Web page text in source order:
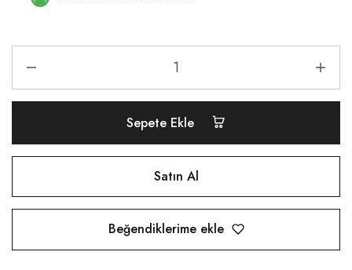
Sepete Ekle
Satın Al
Beğendiklerime ekle